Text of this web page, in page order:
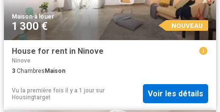
Maison·à louer
1 300 € NOUVEAU
House for rent in Ninove
Ninove
3 ChambresMaison
Vu la première fois il y a 1 jour sur
Housingtarget
Voir les détails